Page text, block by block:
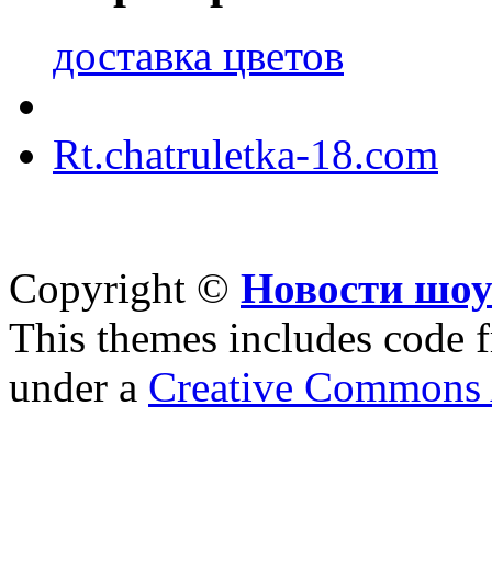
доставка цветов
Rt.chatruletka-18.com
Copyright © Новости
This themes includes code
under a Creative